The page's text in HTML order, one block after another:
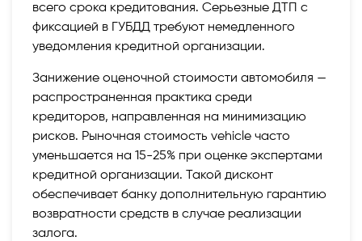
всего срока кредитования. Серьезные ДТП с
фиксацией в ГУБДД требуют немедленного
уведомления кредитной организации.
Занижение оценочной стоимости автомобиля —
распространенная практика среди
кредиторов, направленная на минимизацию
рисков. Рыночная стоимость vehicle часто
уменьшается на 15-25% при оценке экспертами
кредитной организации. Такой дисконт
обеспечивает банку дополнительную гарантию
возвратности средств в случае реализации
залога.